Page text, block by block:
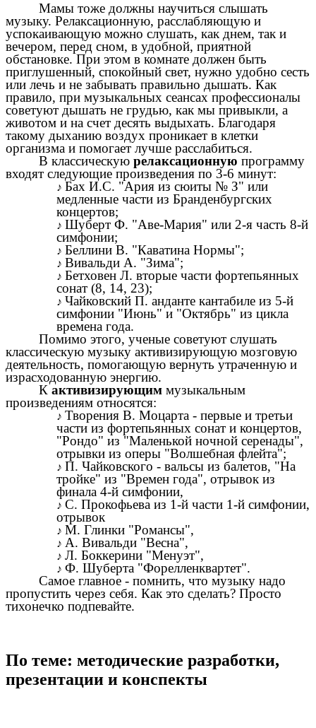
Мамы тоже должны научиться слышать
музыку. Релаксационную, расслабляющую и
успокаивающую можно слушать, как днем, так и
вечером, перед сном, в удобной, приятной
обстановке. При этом в комнате должен быть
приглушенный, спокойный свет, нужно удобно сесть
или лечь и не забывать правильно дышать. Как
правило, при музыкальных сеансах профессионалы
советуют дышать не грудью, как мы привыкли, а
животом и на счет десять выдыхать. Благодаря
такому дыханию воздух проникает в клетки
организма и помогает лучше расслабиться.
В классическуюрелаксационную программу
входят следующие произведения по 3-6 минут:
Бах И.С. "Ария из сюиты № З" или
медленные части из Бранденбургских
концертов;
Шуберт Ф. "Аве-Мария" или 2-я часть 8-й
симфонии;
Беллини В. "Каватина Нормы";
Вивальди А. "Зима";
Бетховен Л. вторые части фортепьянных
сонат (8, 14, 23);
Чайковский П. анданте кантабиле из 5-й
симфонии "Июнь" и "Октябрь" из цикла
времена года.
Помимо этого, ученые советуют слушать
классическую музыку активизирующую мозговую
деятельность, помогающую вернуть утраченную и
израсходованную энергию.
Кактивизирующим музыкальным
произведениям относятся:
Творения В. Моцарта - первые и третьи
части из фортепьянных сонат и концертов,
"Рондо" из "Маленькой ночной серенады",
отрывки из оперы "Волшебная флейта";
П. Чайковского - вальсы из балетов, "На
тройке" из "Времен года", отрывок из
финала 4-й симфонии,
С. Прокофьева из 1-й части 1-й симфонии,
отрывок
М. Глинки "Романсы",
А. Вивальди "Весна",
Л. Боккерини "Менуэт",
Ф. Шуберта "Форелленквартет".
Самое главное - помнить, что музыку надо
пропустить через себя. Как это сделать? Просто
тихонечко подпевайте.
По теме: методические разработки,
презентации и конспекты